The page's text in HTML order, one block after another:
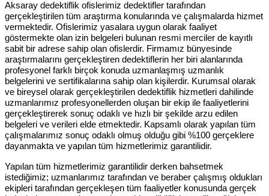
Aksaray dedektiflik ofislerimiz dedektifler tarafından
gerçekleştirilen tüm araştırma konularında ve çalışmalarda hizmet
vermektedir. Ofislerimiz yasalara uygun olarak faaliyet
göstermekte olan izin belgeleri bulunan resmi merciler de kayıtlı
sabit bir adrese sahip olan ofislerdir. Firmamız bünyesinde
araştırmalarını gerçekleştiren dedektiflerin her biri alanlarında
profesyonel farklı birçok konuda uzmanlaşmış uzmanlık
belgelerini ve sertifikalarına sahip olan kişilerdir. Kurumsal olarak
ve bireysel olarak gerçekleştirilen dedektiflik hizmetleri dahilinde
uzmanlarımız profesyonellerden oluşan bir ekip ile faaliyetlerini
gerçekleştirerek sonuç odaklı ve hızlı bir şekilde arzu edilen
belgeleri ve verileri elde etmektedir. Kapsamlı olarak yapılan tüm
çalışmalarımız sonuç odaklı olmuş olduğu gibi %100 gerçeklere
dayanmakta ve yapılan tüm hizmetlerimiz garantilidir.
Yapılan tüm hizmetlerimiz garantilidir derken bahsetmek
istediğimiz; uzmanlarımız tarafından ve beraber çalışmış oldukları
ekipleri tarafından gerçekleşen tüm faaliyetler konusunda gerçek